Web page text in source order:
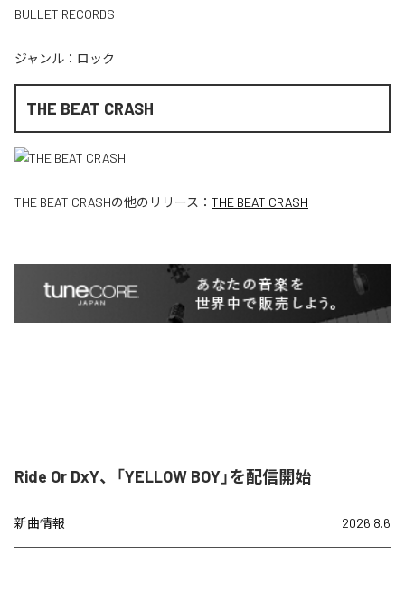
BULLET RECORDS
ジャンル： ロック
THE BEAT CRASH
THE BEAT CRASHの他のリリース： THE BEAT CRASH
Ride Or DxY、「YELLOW BOY」を配信開始
新曲情報 2026.8.6